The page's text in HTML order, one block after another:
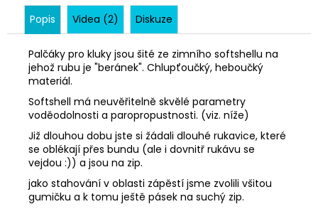
Popis Videa (2) Diskuze
Palčáky pro kluky jsou šité ze zimního softshellu na
jehož rubu je "beránek". Chlupťoučký, heboučký
materiál.
Softshell má neuvěřitelně skvělé parametry
voděodolnosti a paropropustnosti. (viz. níže)
Již dlouhou dobu jste si žádali dlouhé rukavice, které
se oblékají přes bundu (ale i dovnitř rukávu se
vejdou :)) a jsou na zip.
jako stahování v oblasti zápěstí jsme zvolili všitou
gumičku a k tomu ještě pásek na suchý zip.